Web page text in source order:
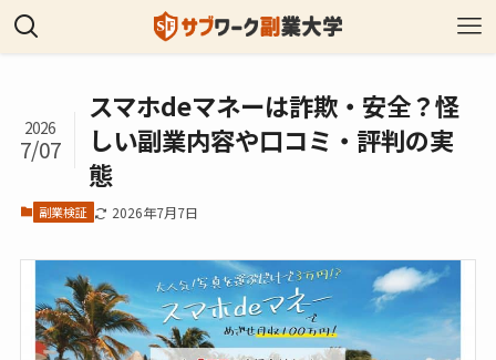
スマホdeマネーは詐欺・安全？怪
しい副業内容や口コミ・評判の実
態
2026
7/07
副業検証 2026年7月7日